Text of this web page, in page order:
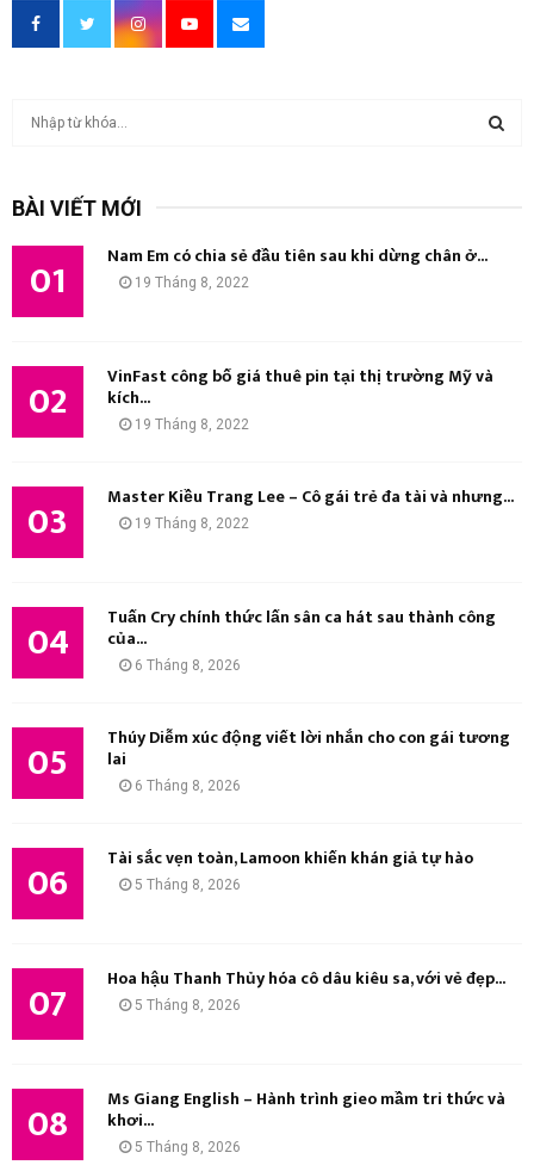
iBÀI VIẾT MỚI
01 Nam Em có chia sẻ đầu tiên sau khi dừng chân ở...
19 Tháng 8, 2022
02 VinFast công bố giá thuê pin tại thị trường Mỹ và
kích...
19 Tháng 8, 2022
03 Master Kiều Trang Lee – Cô gái trẻ đa tài và nhưng...
19 Tháng 8, 2022
04 Tuấn Cry chính thức lấn sân ca hát sau thành công
của...
6 Tháng 8, 2026
05 Thúy Diễm xúc động viết lời nhắn cho con gái tương
lai
6 Tháng 8, 2026
06 Tài sắc vẹn toàn, Lamoon khiến khán giả tự hào
5 Tháng 8, 2026
07 Hoa hậu Thanh Thủy hóa cô dâu kiêu sa, với vẻ đẹp...
5 Tháng 8, 2026
08 Ms Giang English – Hành trình gieo mầm tri thức và
khơi...
5 Tháng 8, 2026